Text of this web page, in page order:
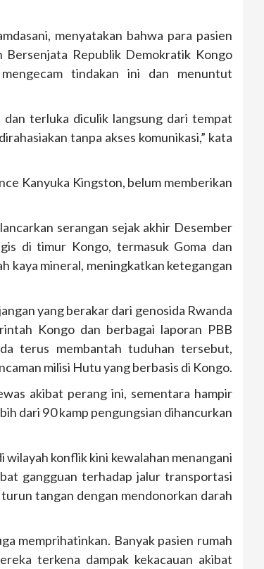
menyatakan bahwa para pasien
Republik Demokratik Kongo
tindakan ini dan menuntut
terluka diculik langsung dari tempat
tanpa akses komunikasi,” kata
Kanyuka Kingston, belum memberikan
serangan sejak akhir Desember
di timur Kongo, termasuk Goma dan
kaya mineral, meningkatkan ketegangan
yang berakar dari genosida Rwanda
Kongo dan berbagai laporan PBB
terus membantah tuduhan tersebut,
milisi Hutu yang berbasis di Kongo.
akibat perang ini, sementara hampir
dari 90 kamp pengungsian dihancurkan
wilayah konflik kini kewalahan menangani
gangguan terhadap jalur transportasi
tangan dengan mendonorkan darah
memprihatinkan. Banyak pasien rumah
terkena dampak kekacauan akibat